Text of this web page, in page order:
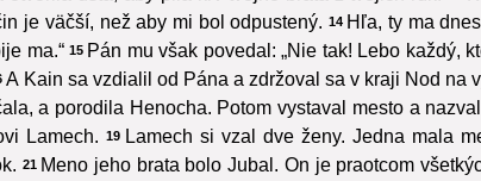
je väčší, než aby mi bol odpustený. 14 Hľa, ty ma
ma.“ 15 Pán mu však povedal: „Nie tak! Lebo každý,
A Kain sa vzdialil od Pána a zdržoval sa v kraji Nod na
a porodila Henocha. Potom vystaval mesto a
Lamech.
19 Lamech si vzal dve ženy. Jedna mala
21 Meno jeho brata bolo Jubal. On je praotcom